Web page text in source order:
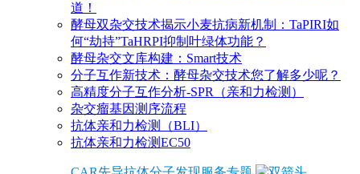
道！
酵母双杂交技术揭示小麦抗病新机制：TaPIRI如
何“劫持”TaHRPI抑制叶绿体功能？
酵母杂交文库构建：Smart技术
分子互作新技术：酵母杂交技术您了解多少呢？
高精度分子互作分析-SPR（亲和力检测）
杂交瘤基因测序流程
抗体亲和力检测（BLI）
抗体亲和力检测EC50